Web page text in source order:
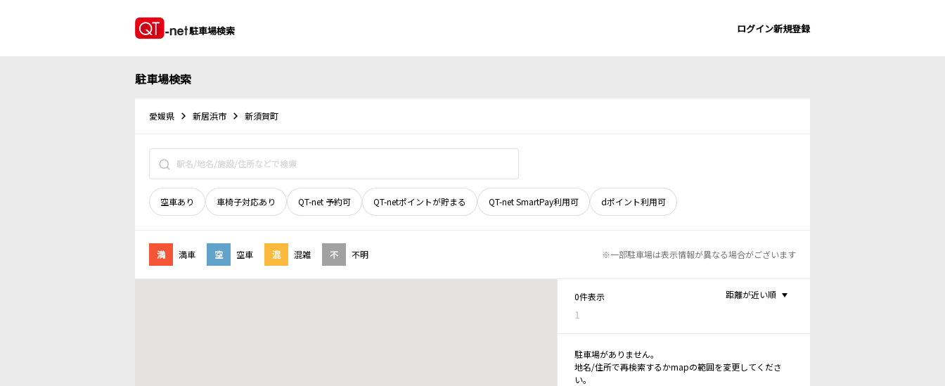
駐車場検索 ログイン新規登録
駐車場検索
愛媛県 新居浜市 新須賀町
空車あり 車椅子対応あり QT-net 予約可 QT-netポイントが貯まる QT-net SmartPay利用可 dポイント利用可
満 満車 空 空車 混 混雑 不 不明 ※一部駐車場は表示情報が異なる場合がございます
0件表示
1
距離が近い順
駐車場がありません。
地名/住所で再検索するかmapの範囲を変更してくださ
い。